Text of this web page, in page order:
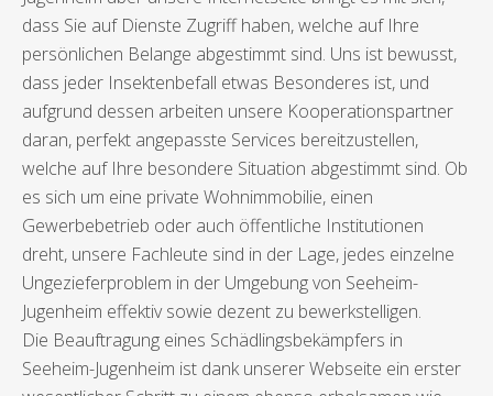
dass Sie auf Dienste Zugriff haben, welche auf Ihre
persönlichen Belange abgestimmt sind. Uns ist bewusst,
dass jeder Insektenbefall etwas Besonderes ist, und
aufgrund dessen arbeiten unsere Kooperationspartner
daran, perfekt angepasste Services bereitzustellen,
welche auf Ihre besondere Situation abgestimmt sind. Ob
es sich um eine private Wohnimmobilie, einen
Gewerbebetrieb oder auch öffentliche Institutionen
dreht, unsere Fachleute sind in der Lage, jedes einzelne
Ungezieferproblem in der Umgebung von Seeheim-
Jugenheim effektiv sowie dezent zu bewerkstelligen.
Die Beauftragung eines Schädlingsbekämpfers in
Seeheim-Jugenheim ist dank unserer Webseite ein erster